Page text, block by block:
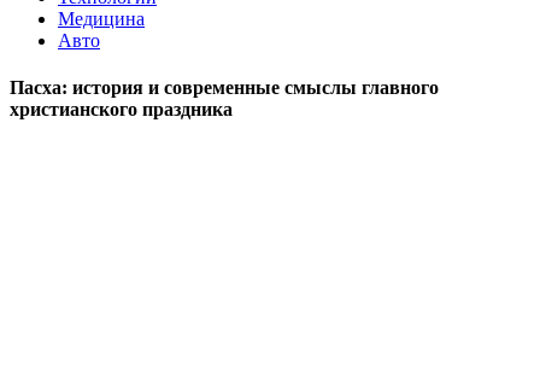
Медицина
Авто
Пасха: история и современные смыслы главного
христианского праздника